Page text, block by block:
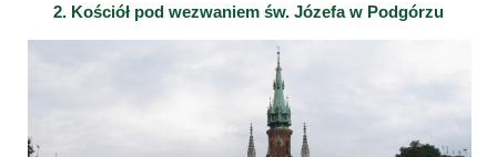
2. Kościół pod wezwaniem św. Józefa w Podgórzu